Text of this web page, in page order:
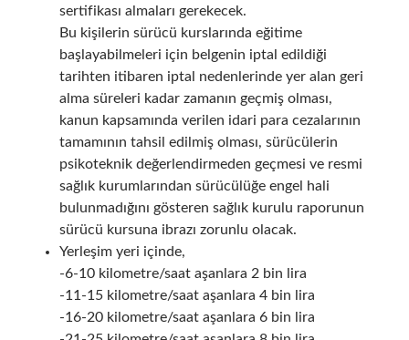
sertifikası almaları gerekecek.
Bu kişilerin sürücü kurslarında eğitime
başlayabilmeleri için belgenin iptal edildiği
tarihten itibaren iptal nedenlerinde yer alan geri
alma süreleri kadar zamanın geçmiş olması,
kanun kapsamında verilen idari para cezalarının
tamamının tahsil edilmiş olması, sürücülerin
psikoteknik değerlendirmeden geçmesi ve resmi
sağlık kurumlarından sürücülüğe engel hali
bulunmadığını gösteren sağlık kurulu raporunun
sürücü kursuna ibrazı zorunlu olacak.
Yerleşim yeri içinde,
-6-10 kilometre/saat aşanlara 2 bin lira
-11-15 kilometre/saat aşanlara 4 bin lira
-16-20 kilometre/saat aşanlara 6 bin lira